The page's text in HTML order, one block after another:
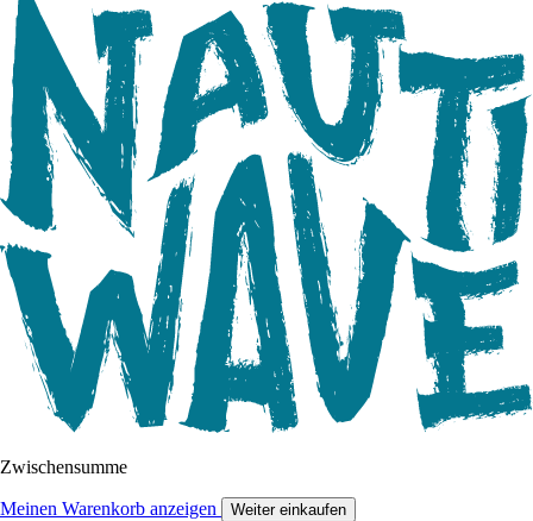
Zwischensumme
Meinen Warenkorb anzeigen Weiter einkaufen